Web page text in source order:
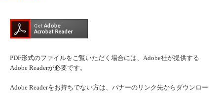
PDF形式のファイルをご覧いただく場合には、Adobe社が提供する
Adobe Readerが必要です。
Adobe Readerをお持ちでない方は、バナーのリンク先からダウンロー